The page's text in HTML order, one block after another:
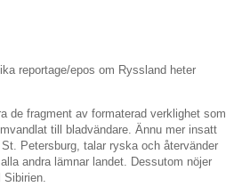
reportage/epos om Ryssland heter
de fragment av formaterad verklighet som
till bladvändare. Ännu mer insatt
Petersburg, talar ryska och återvänder
andra lämnar landet. Dessutom nöjer